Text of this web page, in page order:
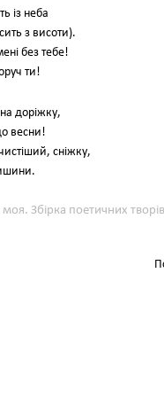
із неба
з висоти).
без тебе!
ти!
доріжку,
весни!
сніжку,
Збірка поетичних